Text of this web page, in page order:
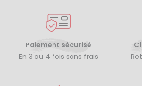
Paiement sécurisé
En 3 ou 4 fois sans frais